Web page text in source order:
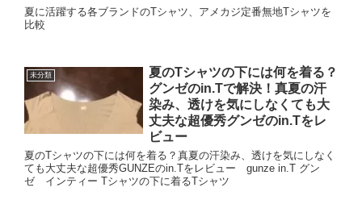
夏に活躍する各ブランドのTシャツ、アメカジ定番無地Tシャツを
比較
未分類
夏のTシャツの下には何を着る？
グンゼのin.Tで解決！真夏の汗
染み、透けを気にしなくても大
丈夫な超優秀グンゼのin.Tをレ
ビュー
夏のTシャツの下には何を着る？真夏の汗染み、透けを気にしなく
ても大丈夫な超優秀GUNZEのin.Tをレビュー gunze in.T グン
ゼ インティー Tシャツの下に着るTシャツ